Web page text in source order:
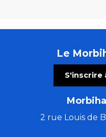
Le
S'inscrire
2 rue Louis de